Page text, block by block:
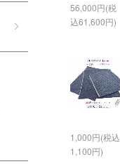
56,000円(税
込61,600円)
1,000円(税込
1,100円)